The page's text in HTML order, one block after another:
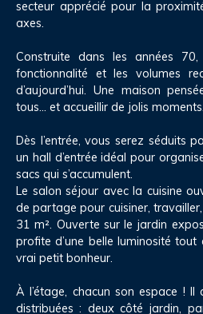
secteur apprécié pour la
axes.
Construite dans les années
fonctionnalité et les volumes
d’aujourd’hui. Une maison
tous… et accueillir de jolis moments.
Dès l’entrée, vous serez séduits
un hall d’entrée idéal pour
sacs qui s’accumulent.
Le salon séjour avec la cuisine
de partage pour cuisiner,
31 m². Ouverte sur le jardin
profite d’une belle luminosité
vrai petit bonheur.
À l’étage, chacun son espace ! Il
distribuées : deux côté jardin,